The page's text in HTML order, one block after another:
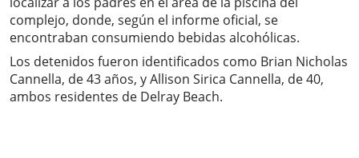
complejo, donde, según el informe oficial, se
encontraban consumiendo bebidas alcohólicas.
Los detenidos fueron identificados como Brian Nicholas
Cannella, de 43 años, y Allison Sirica Cannella, de 40,
ambos residentes de Delray Beach.